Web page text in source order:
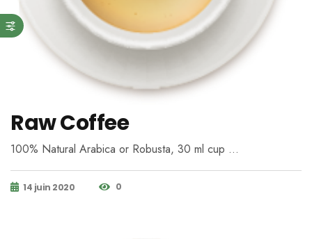
Raw Coffee
100% Natural Arabica or Robusta, 30 ml cup …
14 juin 2020 0